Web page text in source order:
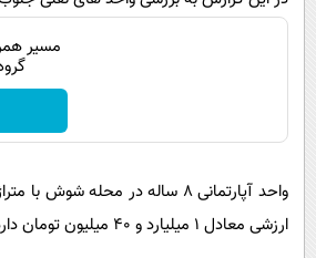
اجتماعی
سیاست خارجی
مسیر
ارزشی معادل ۱ میلیارد و ۴۰ میلیون تومان دارد.